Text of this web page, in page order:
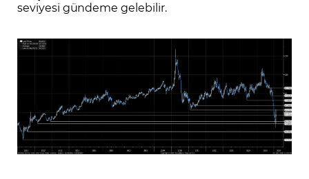
seviyesi gündeme gelebilir.